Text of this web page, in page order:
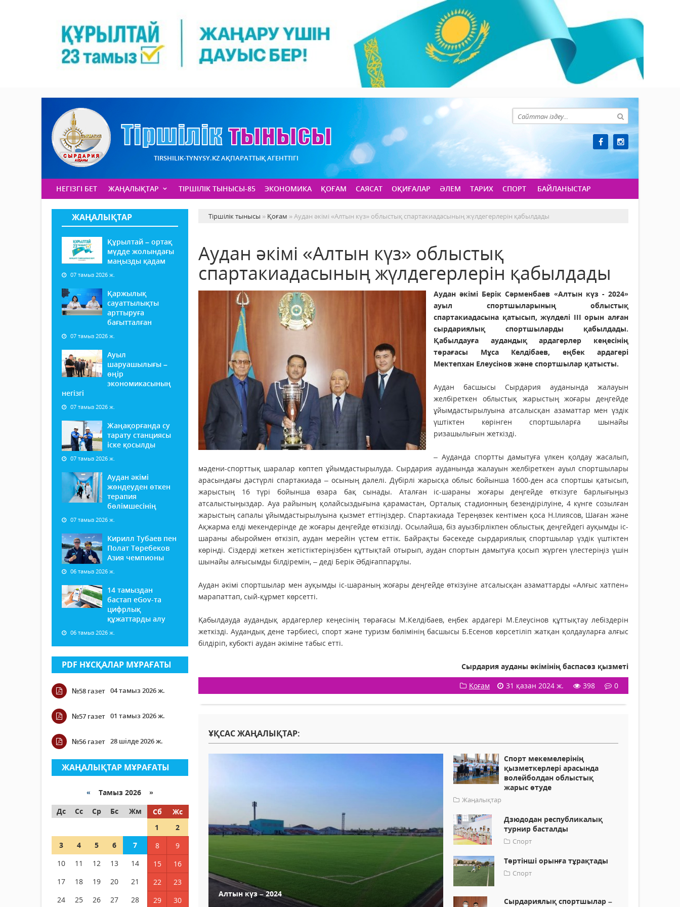
TIRSHILIK-TYNYSY.KZ АҚПАРАТТЫҚ АГЕНТТІГІ
НЕГІЗГІ БЕТ ЖАҢАЛЫҚТАР ТІРШІЛІК ТЫНЫСЫ-85 ЭКОНОМИКА ҚОҒАМ САЯСАТ ОҚИҒАЛАР ӘЛЕМ ТАРИХ СПОРТ БАЙЛАНЫСТАР
ЖАҢАЛЫҚТАР
Құрылтай – ортақ
мүдде жолындағы
маңызды қадам
07 тамыз 2026 ж.
Қаржылық
сауаттылықты
арттыруға
бағытталған
07 тамыз 2026 ж.
Ауыл
шаруашылығы –
өңір
экономикасының
негізгі
07 тамыз 2026 ж.
Жаңақорғанда су
тарату станциясы
іске қосылды
07 тамыз 2026 ж.
Аудан әкімі
жөндеуден өткен
терапия
бөлімшесінің
07 тамыз 2026 ж.
Кирилл Тубаев пен
Полат Төребеков
Азия чемпионы
06 тамыз 2026 ж.
14 тамыздан
бастап еGov-та
цифрлық
құжаттарды алу
06 тамыз 2026 ж.
PDF НҰСҚАЛАР МҰРАҒАТЫ
№58 газет 04 тамыз 2026 ж.
№57 газет 01 тамыз 2026 ж.
№56 газет 28 шілде 2026 ж.
ЖАҢАЛЫҚТАР МҰРАҒАТЫ
« Тамыз 2026 »
Дс
Сс Ср Бс Жм Сб
Жс
1
2
3
4 5 6 7 8
9
10
11 12 13 14 15
16
17
18 19 20 21 22
23
24
25 26 27 28 29 30
Тіршілік тынысы » Қоғам » Аудан әкімі «Алтын күз» облыстық спартакиадасының жүлдегерлерін қабылдады
Аудан әкімі «Алтын күз» облыстық
спартакиадасының жүлдегерлерін қабылдады
Аудан әкімі Берік Сәрменбаев «Алтын күз - 2024»
ауыл спортшыларының облыстық
спартакиадасына қатысып, жүлделі ІІІ орын алған
сырдариялық спортшыларды қабылдады.
Қабылдауға аудандық ардагерлер кеңесінің
төрағасы Мұса Келдібаев, еңбек ардагері
Мектепхан Елеусінов және спортшылар қатысты.
Аудан басшысы Сырдария ауданында жалауын
желбіреткен облыстық жарыстың жоғары деңгейде
ұйымдастырылуына атсалысқан азаматтар мен үздік
үштіктен көрінген спортшыларға шынайы
ризашылығын жеткізді.
– Ауданда спортты дамытуға үлкен қолдау жасалып,
мәдени-спорттық шаралар көптеп ұйымдастырылуда. Сырдария ауданында жалауын желбіреткен ауыл спортшылары
арасындағы дәстүрлі спартакиада – осының дәлелі. Дүбірлі жарысқа облыс бойынша 1600-ден аса спортшы қатысып,
жарыстың 16 түрі бойынша өзара бақ сынады. Аталған іс-шараны жоғары деңгейде өткізуге барлығыңыз
атсалыстыңыздар. Ауа райының қолайсыздығына қарамастан, Орталық стадионның безендірілуіне, 4 күнге созылған
жарыстың сапалы ұйымдастырылуына қызмет еттіңіздер. Спартакиада Тереңөзек кентімен қоса Н.Ілиясов, Шаған және
Ақжарма елді мекендерінде де жоғары деңгейде өткізілді. Осылайша, біз ауызбірлікпен облыстық деңгейдегі ауқымды іс-
шараны абыроймен өткізіп, аудан мерейін үстем еттік. Байрақты бәсекеде сырдариялық спортшылар үздік үштіктен
көрінді. Сіздерді жеткен жетістіктеріңізбен құттықтай отырып, аудан спортын дамытуға қосып жүрген үлестеріңіз үшін
шынайы алғысымды білдіремін, – деді Берік Әбдіғаппарұлы.
Аудан әкімі спортшылар мен ауқымды іс-шараның жоғары деңгейде өткізуіне атсалысқан азаматтарды «Алғыс хатпен»
марапаттап, сый-құрмет көрсетті.
Қабылдауда аудандық ардагерлер кеңесінің төрағасы М.Келдібаев, еңбек ардагері М.Елеусінов құттықтау лебіздерін
жеткізді. Аудандық дене тәрбиесі, спорт және туризм бөлімінің басшысы Б.Есенов көрсетіліп жатқан қолдауларға алғыс
білдіріп, кубокті аудан әкіміне табыс етті.
Сырдария ауданы әкімінің баспасөз қызметі
Қоғам
31 қазан 2024 ж. 398 0
ҰҚСАС ЖАҢАЛЫҚТАР:
Алтын күз – 2024
Спорт мекемелерінің
қызметкерлері арасында
волейболдан облыстық
жарыс өтуде
Жаңалықтар
Дзюдодан республикалық
турнир басталды
Спорт
Төртінші орынға тұрақтады
Спорт
Сырдариялық спортшылар –